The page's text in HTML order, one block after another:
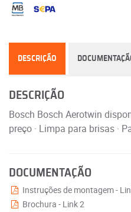
DESCRIÇÃO
DESCRIÇÃO
Bosch Bosch Aerotwin
preço · Limpa para brisas ·
DOCUMENTAÇÃO
Instruções de montagem -
Brochura - Link 2